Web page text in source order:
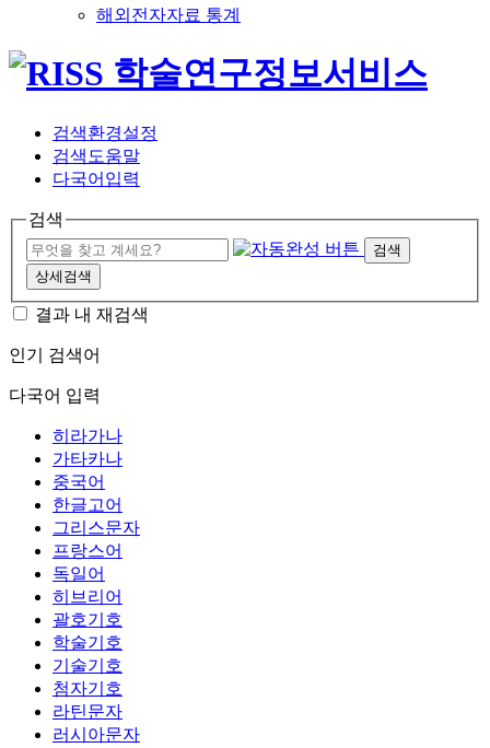
해외전자자료 통계
검색환경설정
검색도움말
다국어입력
검색
검색
상세검색
결과 내 재검색
인기 검색어
다국어 입력
히라가나
가타카나
중국어
한글고어
그리스문자
프랑스어
독일어
히브리어
괄호기호
학술기호
기술기호
첨자기호
라틴문자
러시아문자